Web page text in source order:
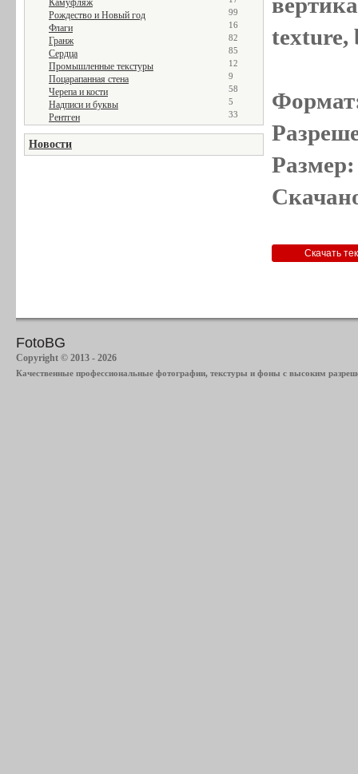
Камуфляж
Рождество и Новый год 99
Флаги 16
Гранж 82
Сердца 85
Промышленные текстуры 12
Поцарапанная стена 9
Черепа и кости 58
Надписи и буквы 5
Рентген 33
Новости
texture,
FotoBG
Copyright © 2013 - 2026
Качественные профессиональные фотографии, текстуры и фоны с высоким